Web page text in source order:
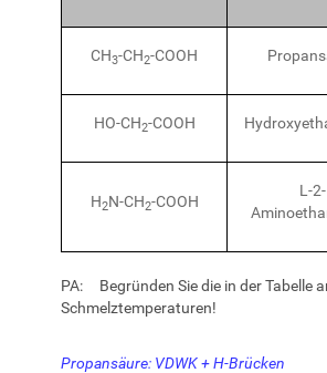
CH3-CH2-COOH
HO-CH2-COOH
H2N-CH2-COOH
L-2-
PA: Begründen Sie die in der Tabelle
Schmelztemperaturen!
Propansäure: VDWK + H-Brücken